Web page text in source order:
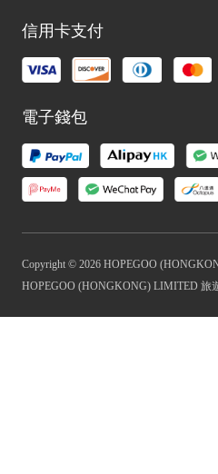
信用卡支付
電子錢包
Copyright © 2026 HOPEGOO
HOPEGOO (HONGKONG) LIMITED 旅